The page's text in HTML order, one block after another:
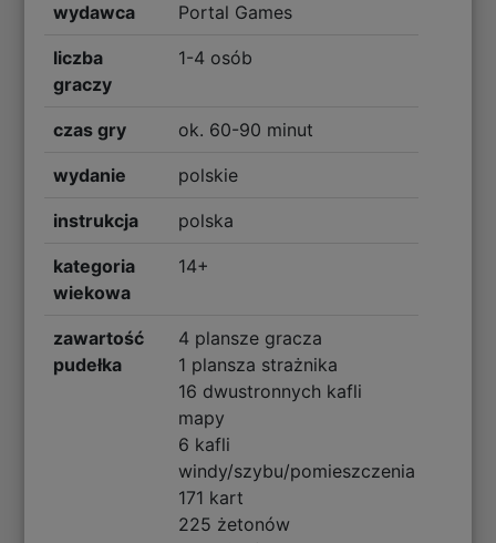
wydawca Portal Games
liczba
graczy
1-4 osób
czas gry ok. 60-90 minut
wydanie polskie
instrukcja polska
kategoria
wiekowa
14+
zawartość
pudełka
4 plansze gracza
1 plansza strażnika
16 dwustronnych kafli
mapy
6 kafli
windy/szybu/pomieszczenia
171 kart
225 żetonów